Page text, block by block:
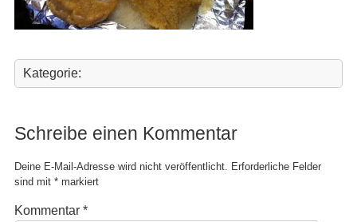
Kategorie:
Schreibe einen Kommentar
Deine E-Mail-Adresse wird nicht veröffentlicht. Erforderliche Felder
sind mit *markiert
Kommentar *